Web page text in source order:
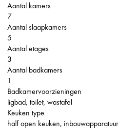
Aantal kamers
7
Aantal slaapkamers
5
Aantal etages
3
Aantal badkamers
1
Badkamervoorzieningen
ligbad, toilet, wastafel
Keuken type
half open keuken, inbouwapparatuur